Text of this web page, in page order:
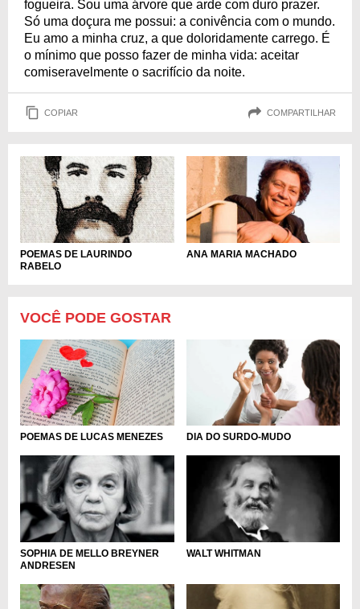
fogueira. Sou uma árvore que arde com duro prazer.
Só uma doçura me possui: a conivência com o mundo.
Eu amo a minha cruz, a que doloridamente carrego. É
o mínimo que posso fazer de minha vida: aceitar
comiseravelmente o sacrifício da noite.
COPIAR COMPARTILHAR
POEMAS DE LAURINDO
RABELO
ANA MARIA MACHADO
VOCÊ PODE GOSTAR
POEMAS DE LUCAS MENEZES DIA DO SURDO-MUDO
SOPHIA DE MELLO BREYNER
ANDRESEN
WALT WHITMAN